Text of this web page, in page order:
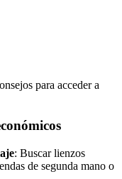
para acceder a
: Buscar lienzos
de segunda mano o